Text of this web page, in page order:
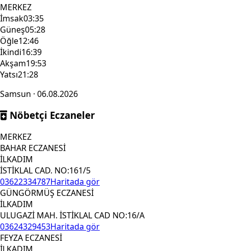
MERKEZ
İmsak03:35
Güneş05:28
Öğle12:46
İkindi16:39
Akşam19:53
Yatsı21:28
Samsun · 06.08.2026
Nöbetçi Eczaneler
MERKEZ
BAHAR ECZANESİ
İLKADIM
İSTİKLAL CAD. NO:161/5
03622334787Haritada gör
GÜNGÖRMÜŞ ECZANESİ
İLKADIM
ULUGAZİ MAH. İSTİKLAL CAD NO:16/A
03624329453Haritada gör
FEYZA ECZANESİ